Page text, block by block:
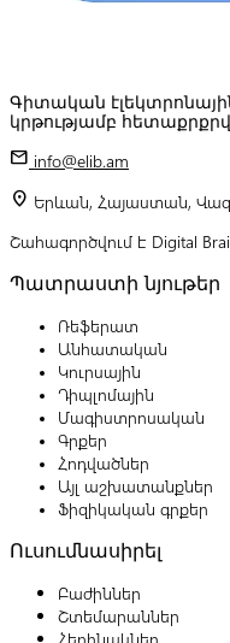
Գիտական
կրթությամբ
mail info@elib.am
location_on Երևան, Հայաստան,
Շահագործվում է Digital
Պատրաստի նյութեր
Ռեֆերատ
Անհատական
Կուրսային
Դիպլոմային
Մագիստրոսական
Գրքեր
Հոդվածներ
Այլ աշխատանքներ
Ֆիզիկական գրքեր
Ուսումնասիրել
Բաժիններ
Շտեմարաններ